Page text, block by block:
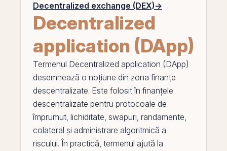
Decentralized exchange (DEX)→
Decentralized
application (DApp)
Termenul Decentralized application (DApp)
desemnează o noțiune din zona finanțe
descentralizate. Este folosit în finanțele
descentralizate pentru protocoale de
împrumut, lichiditate, swapuri, randamente,
colateral și administrare algoritmică a
riscului. În practică, termenul ajută la